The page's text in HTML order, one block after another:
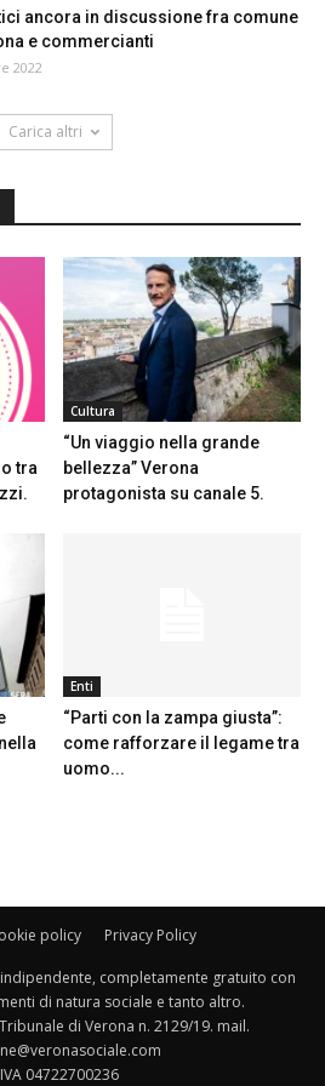
ancora in discussione fra comune
e commercianti
2022
Carica altri
tra
Cultura
“Un viaggio nella grande
bellezza” Verona
protagonista su canale 5.
Enti
“Parti con la zampa giusta”:
come rafforzare il legame tra
uomo...
policy Privacy Policy
completamente gratuito con
di natura sociale e tanto altro.
di Verona n. 2129/19. mail.
04722700236